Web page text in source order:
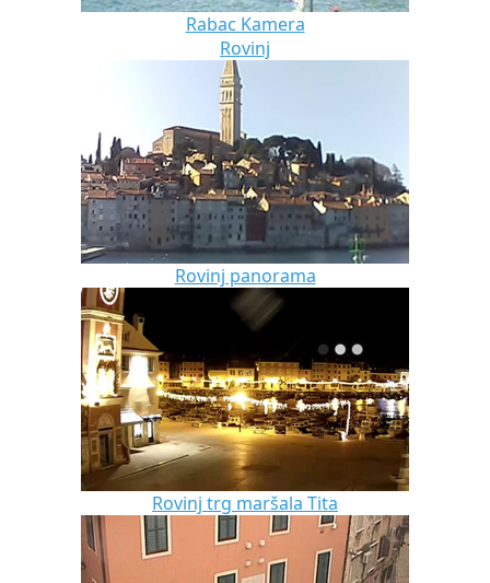
Rabac Kamera
Rovinj
Rovinj panorama
Rovinj trg maršala Tita